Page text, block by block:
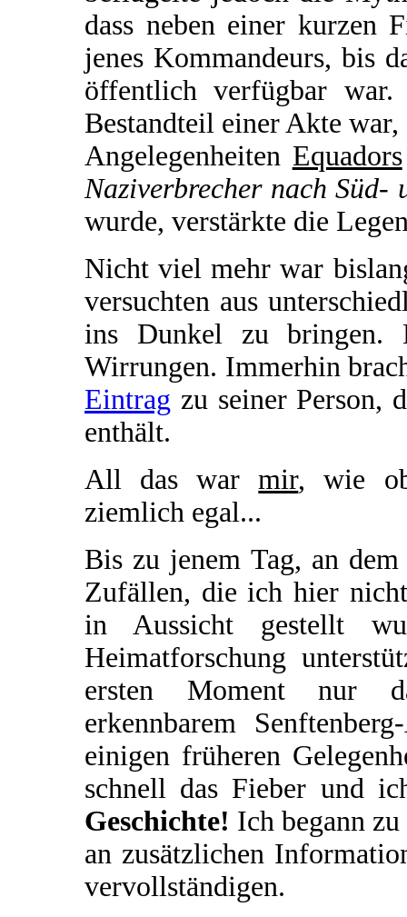
dass neben einer kurzen
jenes Kommandeurs, bis
öffentlich verfügbar
Bestandteil einer Akte
Angelegenheiten Equadors
Naziverbrecher nach
wurde, verstärkte die
Nicht viel mehr war
versuchten aus
ins Dunkel zu bringen.
Wirrungen. Immerhin
Eintrag zu seiner Person,
enthält.
All das warmir, wie
ziemlich egal...
Bis zu jenem Tag, an
Zufällen, die ich hier
in Aussicht gestellt
Heimatforschung
ersten Moment nur
erkennbarem
einigen früheren
schnell das Fieber und
Geschichte! Ich begann
an zusätzlichen
vervollständigen.